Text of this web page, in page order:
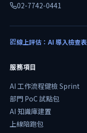
02-7742-0441
線上評估：AI 導入檢查表
服務項目
AI 工作流程健檢 Sprint
部門 PoC 試點包
AI 知識庫建置
上線陪跑包